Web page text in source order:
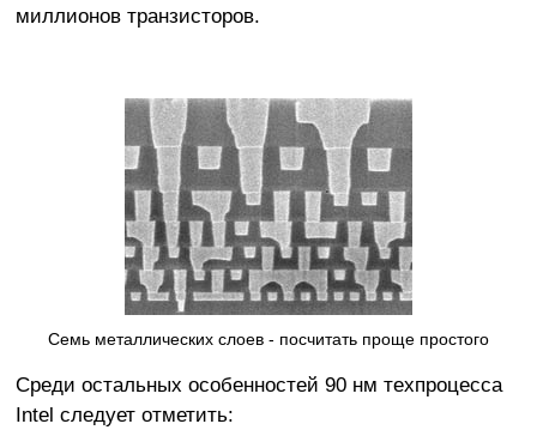
миллионов транзисторов.
Семь металлических слоев - посчитать проще простого
Среди остальных особенностей 90 нм техпроцесса
Intel следует отметить: